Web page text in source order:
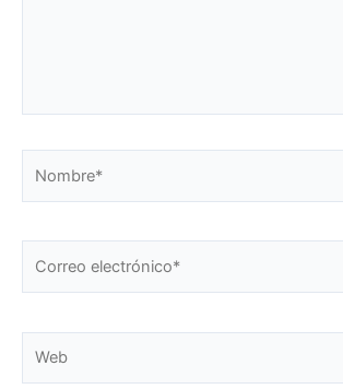
electrónico*